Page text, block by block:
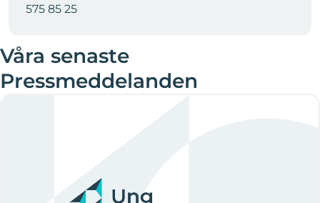
575 85 25
Våra senaste
Pressmeddelanden